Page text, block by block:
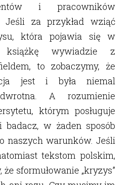
i pracowników
Jeśli za przykład wziąć
która pojawia się w
książkę wywiadzie z
to zobaczymy, że
jest i była niemal
A rozumienie
którym posługuje
badacz, w żaden sposób
naszych warunków. Jeśli
tekstom polskim,
sformułowanie „kryzys”